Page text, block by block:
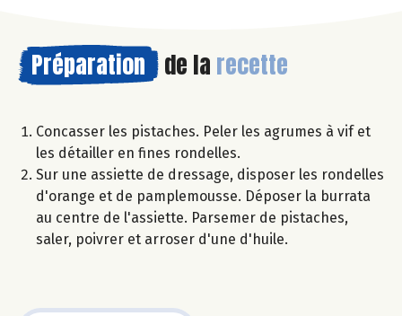
Préparation de la recette
Concasser les pistaches. Peler les agrumes à vif et
les détailler en fines rondelles.
Sur une assiette de dressage, disposer les rondelles
d'orange et de pamplemousse. Déposer la burrata
au centre de l'assiette. Parsemer de pistaches,
saler, poivrer et arroser d'une d'huile.